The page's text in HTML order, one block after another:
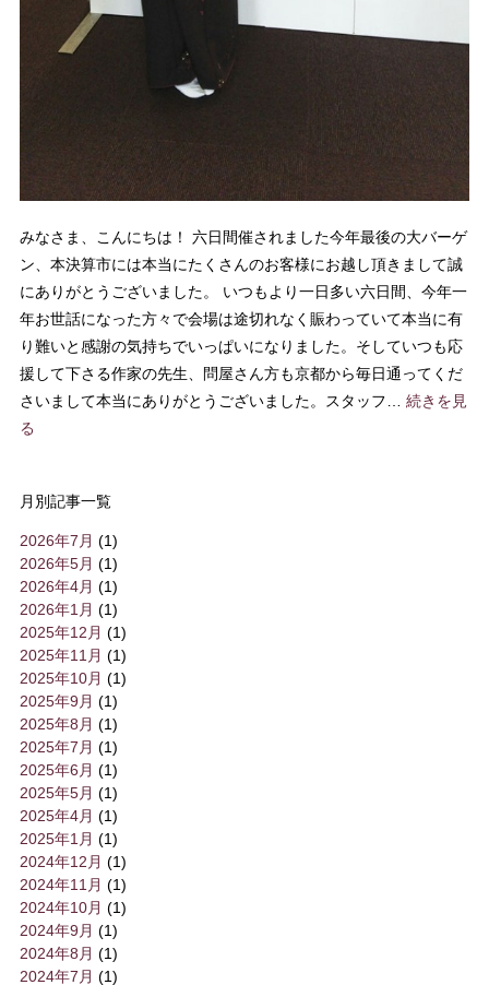
みなさま、こんにちは！ 六日間催されました今年最後の大バーゲ
ン、本決算市には本当にたくさんのお客様にお越し頂きまして誠
にありがとうございました。 いつもより一日多い六日間、今年一
年お世話になった方々で会場は途切れなく賑わっていて本当に有
り難いと感謝の気持ちでいっぱいになりました。そしていつも応
援して下さる作家の先生、問屋さん方も京都から毎日通ってくだ
さいまして本当にありがとうございました。スタッフ… 続きを見
る
月別記事一覧
2026年7月 (1)
2026年5月 (1)
2026年4月 (1)
2026年1月 (1)
2025年12月 (1)
2025年11月 (1)
2025年10月 (1)
2025年9月 (1)
2025年8月 (1)
2025年7月 (1)
2025年6月 (1)
2025年5月 (1)
2025年4月 (1)
2025年1月 (1)
2024年12月 (1)
2024年11月 (1)
2024年10月 (1)
2024年9月 (1)
2024年8月 (1)
2024年7月 (1)